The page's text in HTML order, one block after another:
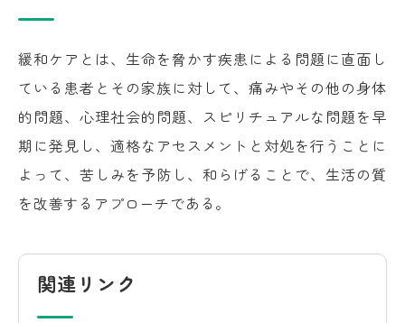
緩和ケアとは、生命を脅かす疾患による問題に直面し
ている患者とその家族に対して、痛みやその他の身体
的問題、心理社会的問題、スピリチュアルな問題を早
期に発見し、適格なアセスメントと対処を行うことに
よって、苦しみを予防し、和らげることで、生活の質
を改善するアプローチである。
関連リンク